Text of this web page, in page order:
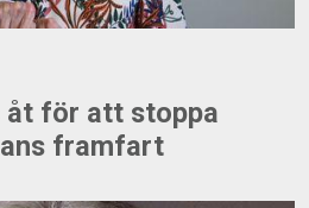
åt för att stoppa
framfart